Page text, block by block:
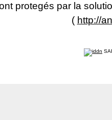
protegés par la
( http://